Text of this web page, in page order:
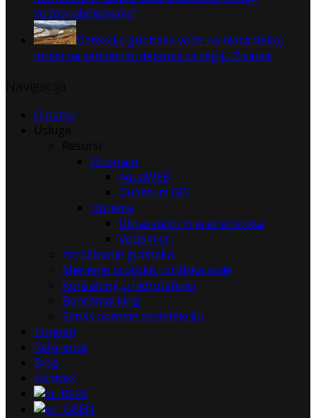
vodosnabdijevanja”
Detekcija gubitaka vode na hidrantskoj
mreži na sanitarnoj deponiji za regiju Živinice
O nama
Program
AquaWEB
Quantum GIS
Oprema
Ultrazvučni mjerač protoka
Vodomjeri
Istraživanje gubitaka
Mjerenje protoka i pritiska vode
Konsalting u hidrotehnici
Benchmarking
Servis opreme za detekciju
Projekti
Reference
Blog
Kontakt
RS
EN